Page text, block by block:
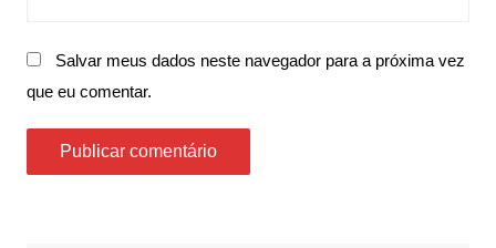
Salvar meus dados neste navegador para a próxima vez
que eu comentar.